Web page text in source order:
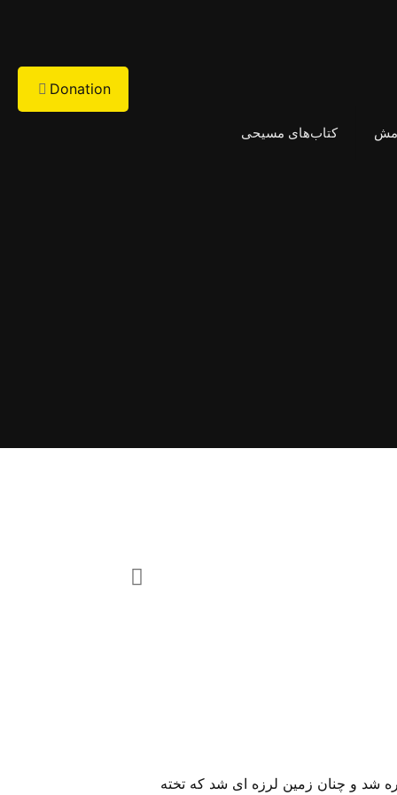
کتاب‌های مسیحی
Donation
تا به پائین دو پاره شد و چنان زمین لرزه ای شد که تخته